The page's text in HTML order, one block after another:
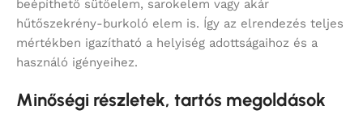
beépíthető sütőelem, sarokelem vagy akár
hűtőszekrény-burkoló elem is. Így az elrendezés teljes
mértékben igazítható a helyiség adottságaihoz és a
használó igényeihez.
Minőségi részletek, tartós megoldások